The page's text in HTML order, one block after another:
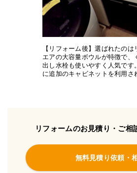
【リフォーム後】選ばれたの
エアの大容量ボウルが特徴で、
出し水栓も使いやすく人気です
に追加のキャビネットを利用さ
リフォームのお見積り・ご相
無料見積り依頼・